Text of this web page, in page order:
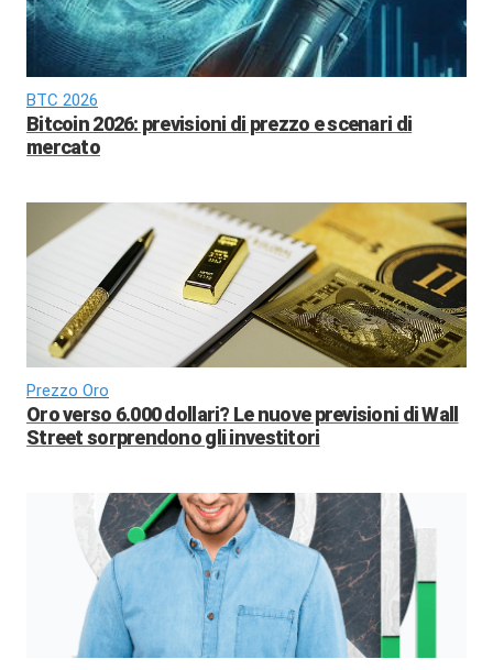
BTC 2026
Bitcoin 2026: previsioni di prezzo e scenari di
mercato
Prezzo Oro
Oro verso 6.000 dollari? Le nuove previsioni di Wall
Street sorprendono gli investitori